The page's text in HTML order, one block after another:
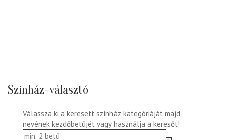
Színház-választó
Válassza ki a keresett színház kategóriáját majd
nevének kezdőbetűjét vagy használja a keresőt!